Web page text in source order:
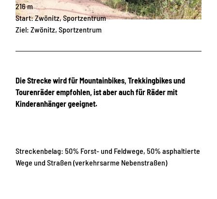
© Vanessa Schüppel, Greifensteinregion |
216 m
Start: Zwönitz, Sportzentrum
Ziel: Zwönitz, Sportzentrum
Die Strecke wird für Mountainbikes, Trekkingbikes und
Tourenräder empfohlen, ist aber auch für Räder mit
Kinderanhänger geeignet.
Streckenbelag: 50% Forst- und Feldwege, 50% asphaltierte
Wege und Straßen (verkehrsarme Nebenstraßen)